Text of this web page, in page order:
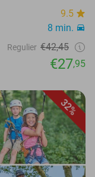
9.5
8 min.
Regulier €42,45
€27,95
32%